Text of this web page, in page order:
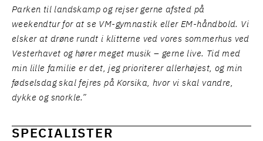
Parken til landskamp og rejser gerne afsted på
weekendtur for at se VM-gymnastik eller EM-håndbold. Vi
elsker at drøne rundt i klitterne ved vores sommerhus ved
Vesterhavet og hører meget musik – gerne live. Tid med
min lille familie er det, jeg prioriterer allerhøjest, og min
fødselsdag skal fejres på Korsika, hvor vi skal vandre,
dykke og snorkle.”
SPECIALISTER